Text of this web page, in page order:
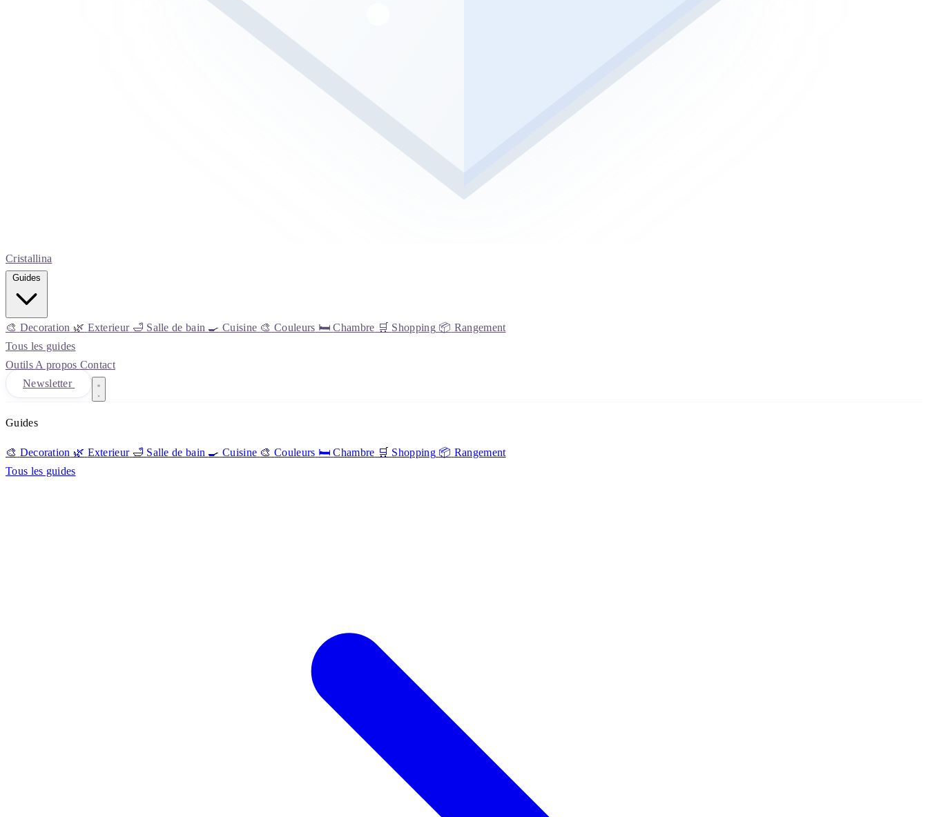
Cristallina
🎨 Decoration 🌿 Exterieur 🛁 Salle de bain 🍳 Cuisine 🎨 Couleurs 🛏️ Chambre 🛒 Shopping 📦 Rangement
Tous les guides
Outils A propos Contact
Newsletter
Guides
🎨 Decoration 🌿 Exterieur 🛁 Salle de bain 🍳 Cuisine 🎨 Couleurs 🛏️ Chambre 🛒 Shopping 📦 Rangement
Tous les guides